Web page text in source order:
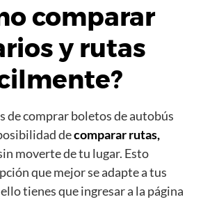
comparar
y rutas
de comprar boletos de autobús
decomparar rutas,
moverte de tu lugar. Esto
que mejor se adapte a tus
tienes que ingresar a la página